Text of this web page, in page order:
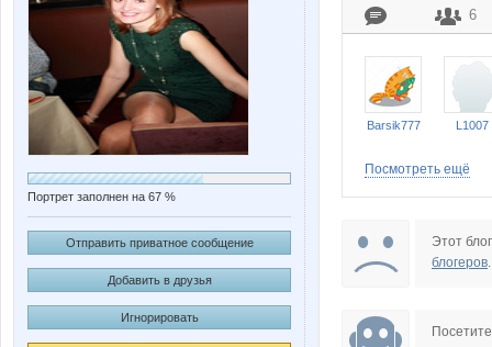
Портрет заполнен на 67 %
Отправить приватное сообщение
Добавить в друзья
Игнорировать
6
Barsik777 L1007
Посмотреть ещё
Этот
блогеров.